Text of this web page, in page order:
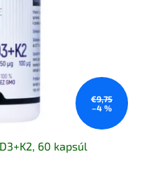
€9,75
–4 %
60 kapsúl